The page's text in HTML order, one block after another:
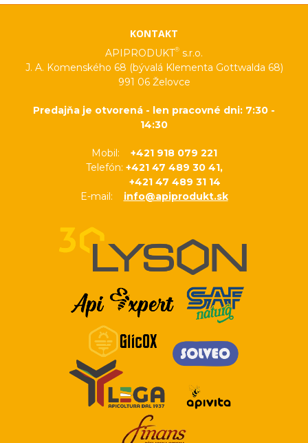
KONTAKT
APIPRODUKT® s.r.o.
J. A. Komenského 68 (bývalá Klementa Gottwalda 68)
991 06 Želovce
Predajňa je otvorená - len pracovné dni: 7:30 -
14:30
Mobil: +421 918 079 221
Telefón: +421 47 489 30 41,
+421 47 489 31 14
E-mail: info@apiprodukt.sk